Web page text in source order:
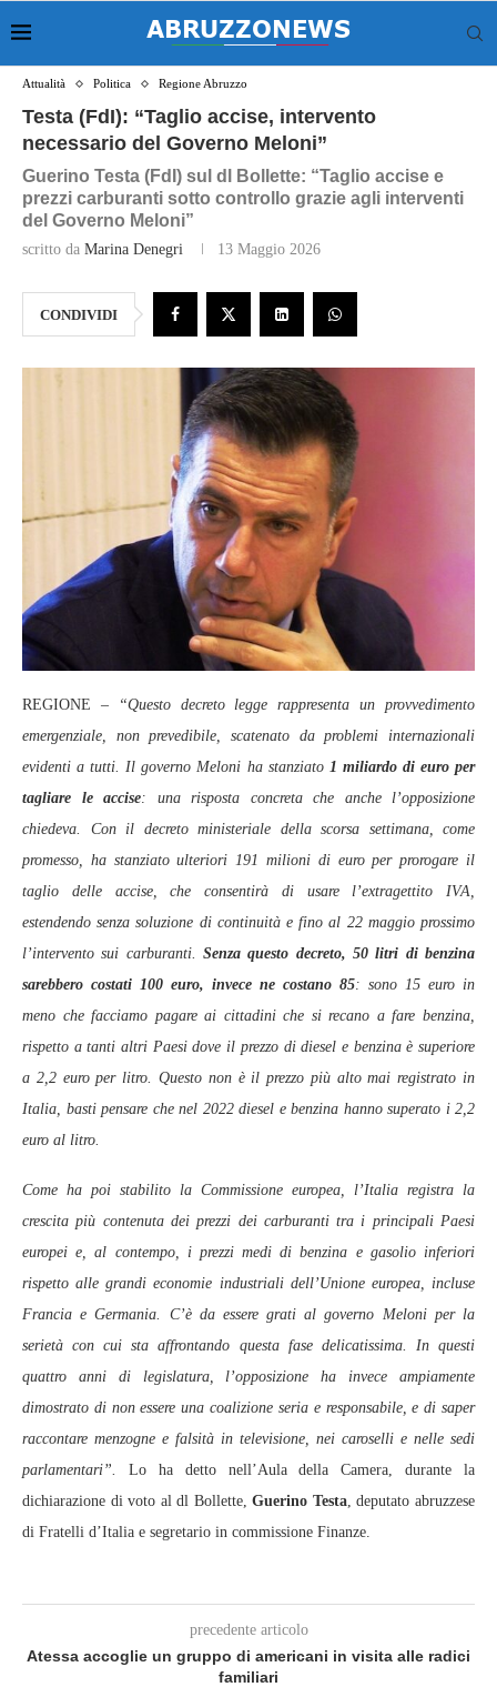
Attualità Politica Regione Abruzzo
Testa (FdI): “Taglio accise, intervento
necessario del Governo Meloni”
Guerino Testa (FdI) sul dl Bollette: “Taglio accise e
prezzi carburanti sotto controllo grazie agli interventi
del Governo Meloni”
scritto da Marina Denegri 13 Maggio 2026
CONDIVIDI
REGIONE –“Questo decreto legge rappresenta un provvedimento
emergenziale, non prevedibile, scatenato da problemi internazionali
evidenti a tutti. Il governo Meloni ha stanziato 1 miliardo di euro per
tagliare le accise: una risposta concreta che anche l’opposizione
chiedeva. Con il decreto ministeriale della scorsa settimana, come
promesso, ha stanziato ulteriori 191 milioni di euro per prorogare il
taglio delle accise, che consentirà di usare l’extragettito IVA,
estendendo senza soluzione di continuità e fino al 22 maggio prossimo
l’intervento sui carburanti. Senza questo decreto, 50 litri di benzina
sarebbero costati 100 euro, invece ne costano 85: sono 15 euro in
meno che facciamo pagare ai cittadini che si recano a fare benzina,
rispetto a tanti altri Paesi dove il prezzo di diesel e benzina è superiore
a 2,2 euro per litro. Questo non è il prezzo più alto mai registrato in
Italia, basti pensare che nel 2022 diesel e benzina hanno superato i 2,2
euro al litro.
Come ha poi stabilito la Commissione europea, l’Italia registra la
crescita più contenuta dei prezzi dei carburanti tra i principali Paesi
europei e, al contempo, i prezzi medi di benzina e gasolio inferiori
rispetto alle grandi economie industriali dell’Unione europea, incluse
Francia e Germania. C’è da essere grati al governo Meloni per la
serietà con cui sta affrontando questa fase delicatissima. In questi
quattro anni di legislatura, l’opposizione ha invece ampiamente
dimostrato di non essere una coalizione seria e responsabile, e di saper
raccontare menzogne e falsità in televisione, nei caroselli e nelle sedi
parlamentari”.
Lo ha detto nell’Aula della Camera, durante la
dichiarazione di voto al dl Bollette,Guerino Testa, deputato abruzzese
di Fratelli d’Italia e segretario in commissione Finanze.
precedente articolo
Atessa accoglie un gruppo di americani in visita alle radici
familiari